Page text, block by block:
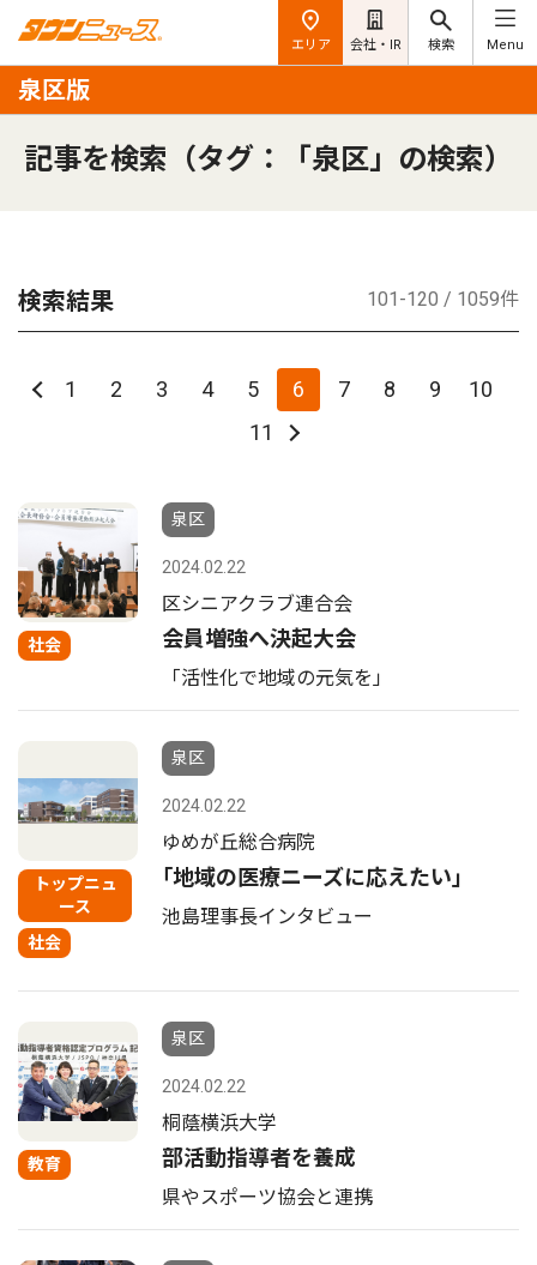
エリア 会社・IR 検索 Menu
泉区版
記事を検索（タグ：「泉区」の検索）
検索結果 101-120 / 1059件
1 2 3 4 5 6 7 8 9
10
11
社会
泉区
2024.02.22
区シニアクラブ連合会
会員増強へ決起大会
「活性化で地域の元気を」
トップニュ
ース
社会
泉区
2024.02.22
ゆめが丘総合病院
｢地域の医療ニーズに応えたい｣
池島理事長インタビュー
教育
泉区
2024.02.22
桐蔭横浜大学
部活動指導者を養成
県やスポーツ協会と連携